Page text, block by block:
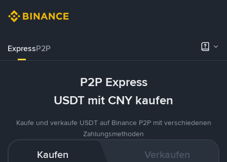
ExpressP2P
P2P Express
USDT mit CNY kaufen
Kaufe und verkaufe USDT auf Binance P2P mit verschiedenen
Zahlungsmethoden
Kaufen Verkaufen